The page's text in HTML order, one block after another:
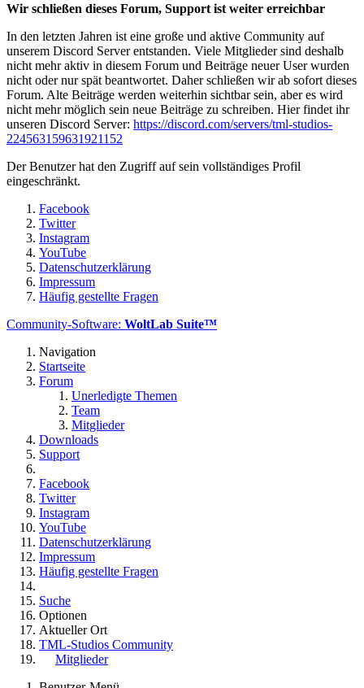
Wir schließen dieses Forum, Support ist weiter erreichbar
In den letzten Jahren ist eine große und aktive Community auf
unserem Discord Server entstanden. Viele Mitglieder sind deshalb
nicht mehr aktiv in diesem Forum und Beiträge neuer User wurden
nicht oder nur spät beantwortet. Daher schließen wir ab sofort dieses
Forum. Alte Beiträge werden weiterhin sichtbar sein, aber es wird
nicht mehr möglich sein neue Beiträge zu schreiben. Hier findet ihr
unseren Discord Server: https://discord.com/servers/tml-studios-
224563159631921152
Der Benutzer hat den Zugriff auf sein vollständiges Profil
eingeschränkt.
Facebook
Twitter
Instagram
YouTube
Datenschutzerklärung
Impressum
Häufig gestellte Fragen
Community-Software: WoltLab Suite™
Navigation
Startseite
Forum
Unerledigte Themen
Team
Mitglieder
Downloads
Support
Facebook
Twitter
Instagram
YouTube
Datenschutzerklärung
Impressum
Häufig gestellte Fragen
Suche
Optionen
Aktueller Ort
TML-Studios Community
Mitglieder